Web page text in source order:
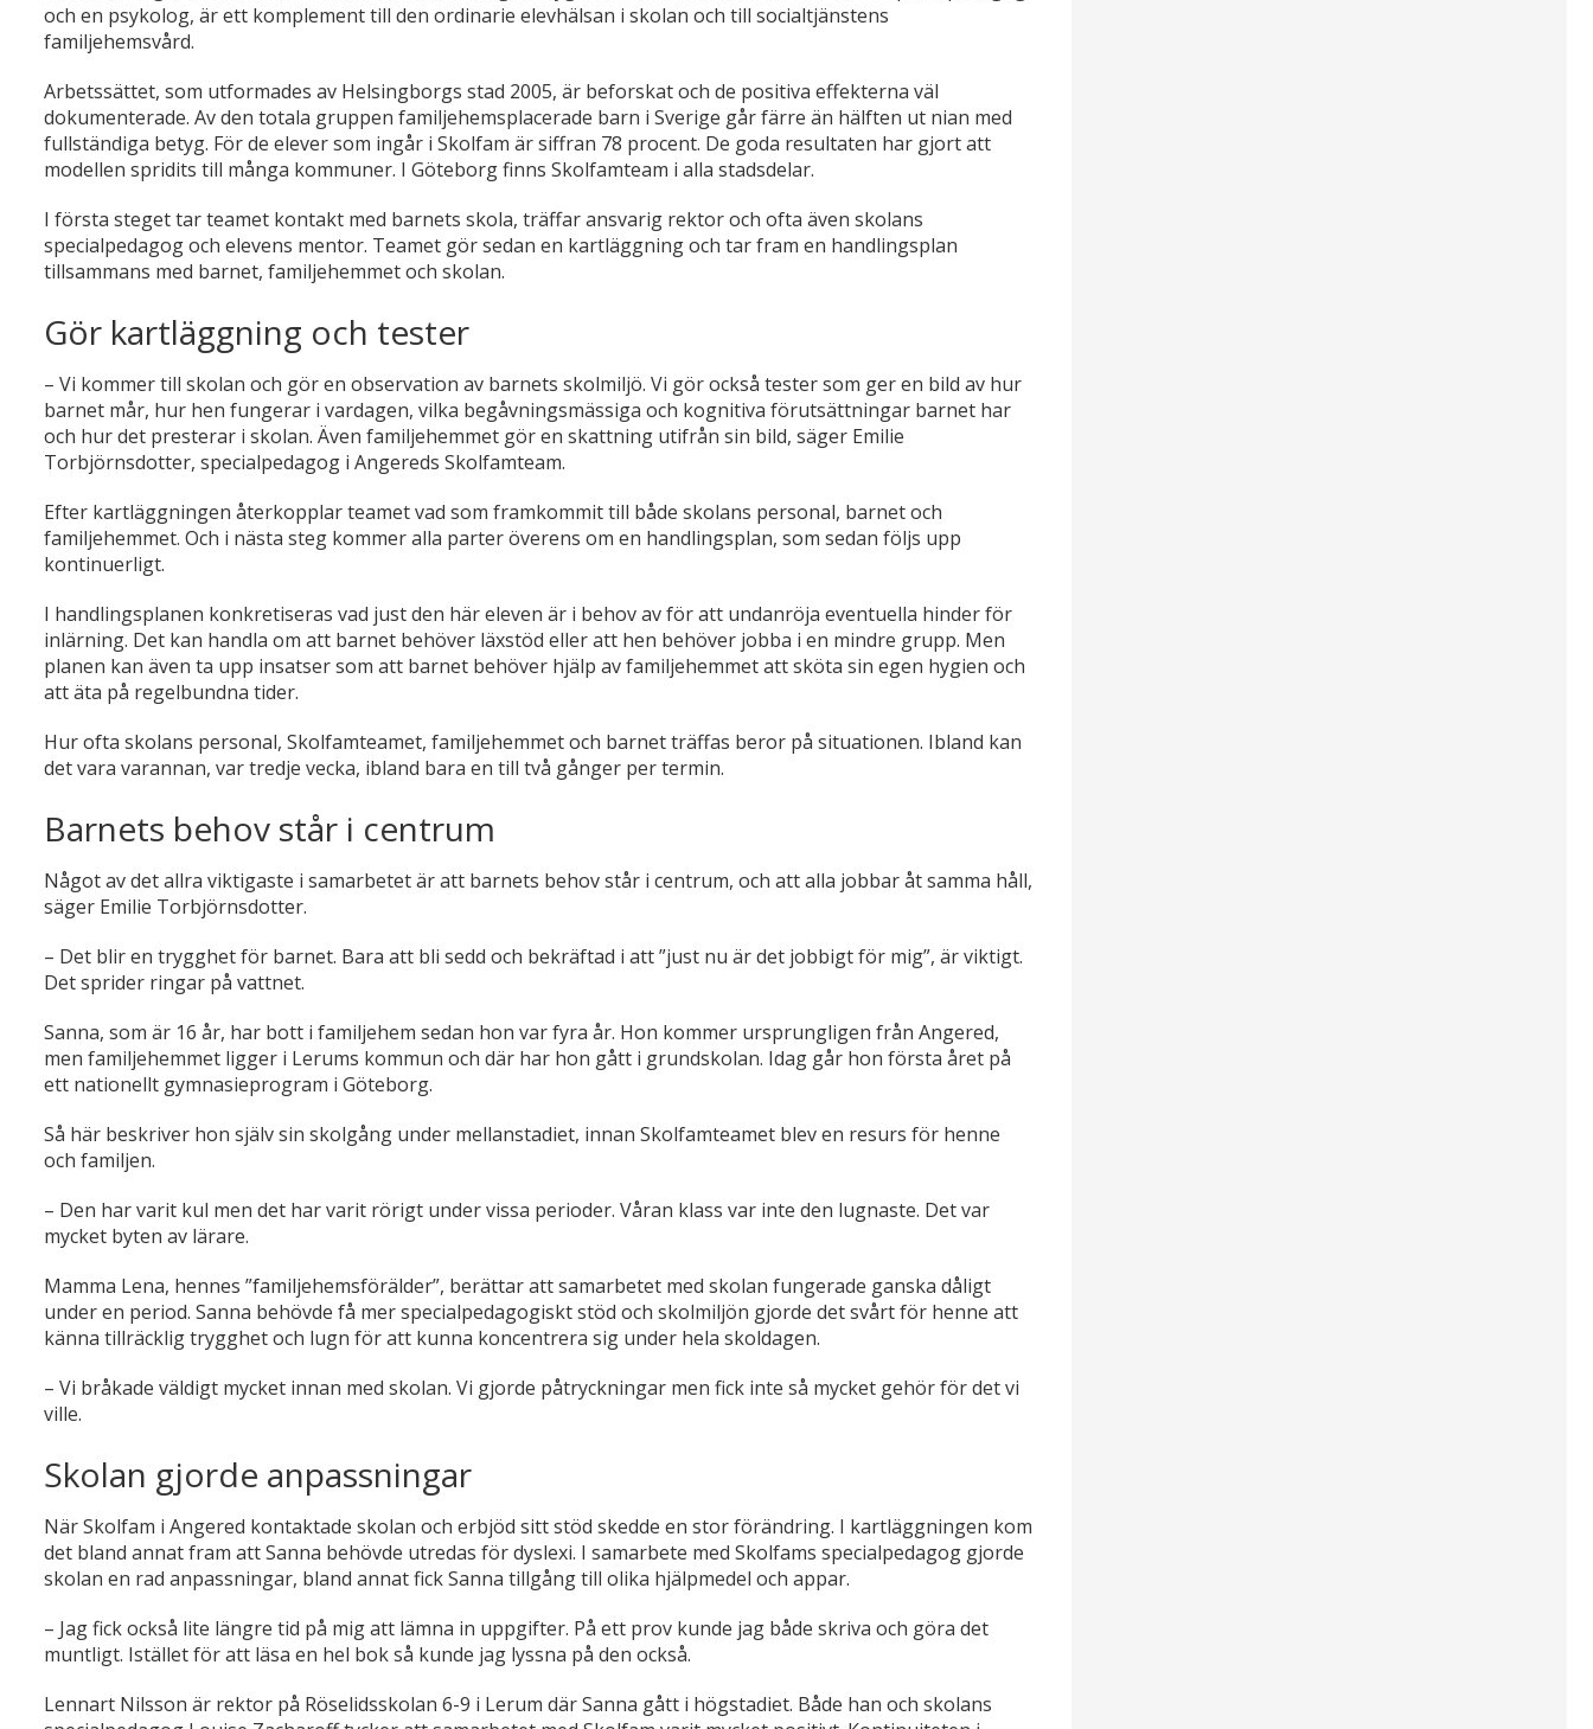
och en psykolog, är ett komplement till den ordinarie elevhälsan i skolan och till socialtjänstens
familjehemsvård.
Arbetssättet, som utformades av Helsingborgs stad 2005, är beforskat och de positiva effekterna väl
dokumenterade. Av den totala gruppen familjehemsplacerade barn i Sverige går färre än hälften ut nian med
fullständiga betyg. För de elever som ingår i Skolfam är siffran 78 procent. De goda resultaten har gjort att
modellen spridits till många kommuner. I Göteborg finns Skolfamteam i alla stadsdelar.
I första steget tar teamet kontakt med barnets skola, träffar ansvarig rektor och ofta även skolans
specialpedagog och elevens mentor. Teamet gör sedan en kartläggning och tar fram en handlingsplan
tillsammans med barnet, familjehemmet och skolan.
Gör kartläggning och tester
– Vi kommer till skolan och gör en observation av barnets skolmiljö. Vi gör också tester som ger en bild av hur
barnet mår, hur hen fungerar i vardagen, vilka begåvningsmässiga och kognitiva förutsättningar barnet har
och hur det presterar i skolan. Även familjehemmet gör en skattning utifrån sin bild, säger Emilie
Torbjörnsdotter, specialpedagog i Angereds Skolfamteam.
Efter kartläggningen återkopplar teamet vad som framkommit till både skolans personal, barnet och
familjehemmet. Och i nästa steg kommer alla parter överens om en handlingsplan, som sedan följs upp
kontinuerligt.
I handlingsplanen konkretiseras vad just den här eleven är i behov av för att undanröja eventuella hinder för
inlärning. Det kan handla om att barnet behöver läxstöd eller att hen behöver jobba i en mindre grupp. Men
planen kan även ta upp insatser som att barnet behöver hjälp av familjehemmet att sköta sin egen hygien och
att äta på regelbundna tider.
Hur ofta skolans personal, Skolfamteamet, familjehemmet och barnet träffas beror på situationen. Ibland kan
det vara varannan, var tredje vecka, ibland bara en till två gånger per termin.
Barnets behov står i centrum
Något av det allra viktigaste i samarbetet är att barnets behov står i centrum, och att alla jobbar åt samma håll,
säger Emilie Torbjörnsdotter.
– Det blir en trygghet för barnet. Bara att bli sedd och bekräftad i att ”just nu är det jobbigt för mig”, är viktigt.
Det sprider ringar på vattnet.
Sanna, som är 16 år, har bott i familjehem sedan hon var fyra år. Hon kommer ursprungligen från Angered,
men familjehemmet ligger i Lerums kommun och där har hon gått i grundskolan. Idag går hon första året på
ett nationellt gymnasieprogram i Göteborg.
Så här beskriver hon själv sin skolgång under mellanstadiet, innan Skolfamteamet blev en resurs för henne
och familjen.
– Den har varit kul men det har varit rörigt under vissa perioder. Våran klass var inte den lugnaste. Det var
mycket byten av lärare.
Mamma Lena, hennes ”familjehemsförälder”, berättar att samarbetet med skolan fungerade ganska dåligt
under en period. Sanna behövde få mer specialpedagogiskt stöd och skolmiljön gjorde det svårt för henne att
känna tillräcklig trygghet och lugn för att kunna koncentrera sig under hela skoldagen.
– Vi bråkade väldigt mycket innan med skolan. Vi gjorde påtryckningar men fick inte så mycket gehör för det vi
ville.
Skolan gjorde anpassningar
När Skolfam i Angered kontaktade skolan och erbjöd sitt stöd skedde en stor förändring. I kartläggningen kom
det bland annat fram att Sanna behövde utredas för dyslexi. I samarbete med Skolfams specialpedagog gjorde
skolan en rad anpassningar, bland annat fick Sanna tillgång till olika hjälpmedel och appar.
– Jag fick också lite längre tid på mig att lämna in uppgifter. På ett prov kunde jag både skriva och göra det
muntligt. Istället för att läsa en hel bok så kunde jag lyssna på den också.
Lennart Nilsson är rektor på Röselidsskolan 6-9 i Lerum där Sanna gått i högstadiet. Både han och skolans